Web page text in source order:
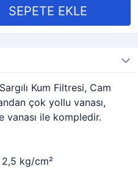
Kum Filtresi, Cam
çok yollu vanası,
vanası ile kompledir.
2,5 kg/cm²